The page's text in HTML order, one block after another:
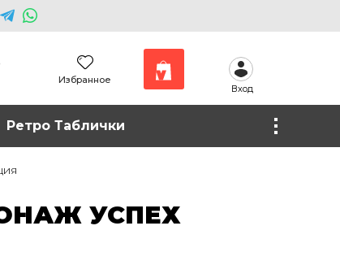
Избранное
Вход
Ретро Таблички
УСПЕХ
Наши работы